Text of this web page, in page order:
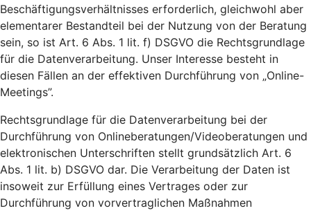
Beschäftigungsverhältnisses erforderlich, gleichwohl aber
elementarer Bestandteil bei der Nutzung von der Beratung
sein, so ist Art. 6 Abs. 1 lit. f) DSGVO die Rechtsgrundlage
für die Datenverarbeitung. Unser Interesse besteht in
diesen Fällen an der effektiven Durchführung von „Online-
Meetings”.
Rechtsgrundlage für die Datenverarbeitung bei der
Durchführung von Onlineberatungen/Videoberatungen und
elektronischen Unterschriften stellt grundsätzlich Art. 6
Abs. 1 lit. b) DSGVO dar. Die Verarbeitung der Daten ist
insoweit zur Erfüllung eines Vertrages oder zur
Durchführung von vorvertraglichen Maßnahmen